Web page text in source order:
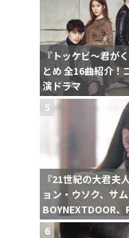
『トッケビ〜君が
とめ 全16曲紹介！
演ドラマ
5
『21世紀の大君夫
ョン・ウソク、サム
BOYNEXTDOOR、
6